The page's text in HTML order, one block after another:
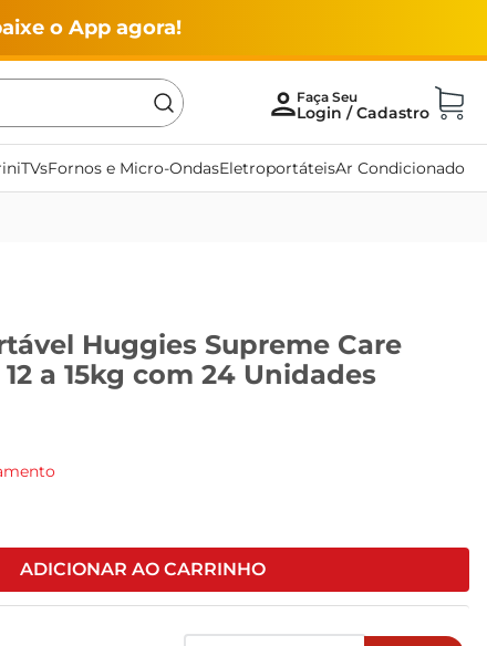
o App agora!
TVsFornos e Micro-OndasEletroportáteisAr Condicionado
Huggies Supreme Care
a 15kg com 24 Unidades
ADICIONAR AO CARRINHO